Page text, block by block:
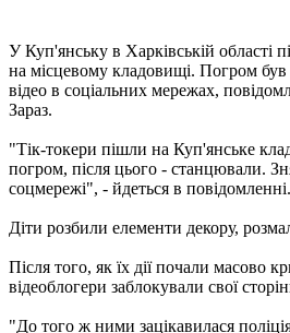
У Куп'янську в Харківській області
на місцевому кладовищі. Погром
відео в соціальних мережах,
Зараз.
"Тік-токери пішли на Куп'янське
погром, після цього - станцювали.
соцмережі", - йдеться в повідомленні.
Діти розбили елементи декору,
Після того, як їх дії почали масово
відеоблогери заблокували свої
"До того ж ними зацікавилася